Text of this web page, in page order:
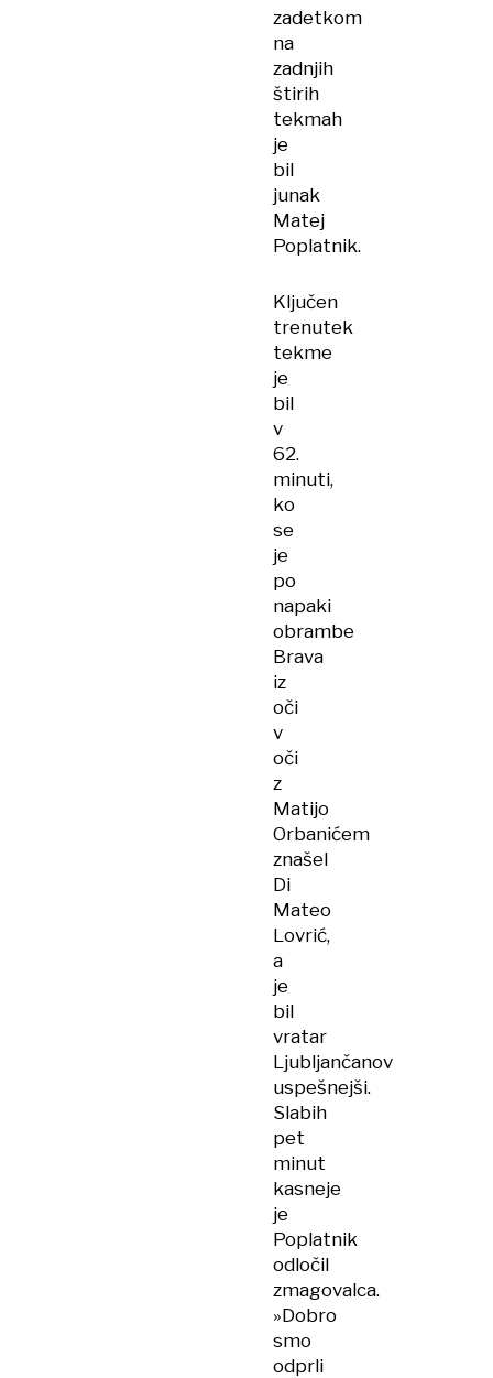
zadetkom
na
zadnjih
štirih
tekmah
je
bil
junak
Matej
Poplatnik.
Ključen
trenutek
tekme
je
bil
v
62.
minuti,
ko
se
je
po
napaki
obrambe
Brava
iz
oči
v
oči
z
Matijo
Orbanićem
znašel
Di
Mateo
Lovrić,
a
je
bil
vratar
Ljubljančanov
uspešnejši.
Slabih
pet
minut
kasneje
je
Poplatnik
odločil
zmagovalca.
»Dobro
smo
odprli